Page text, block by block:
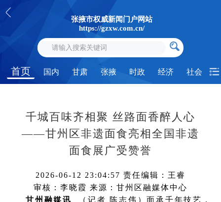
张掖市权威新闻门户网站
https://gzxw.com.cn/
首页 国内 甘肃 张掖 时政 经济 社会
千城百味齐相聚 丝路面香醉人心
——甘州区非遗面食亮相全国非遗
面食展广受赞誉
2026-06-12 23:04:57 责任编辑：王睿
审核：李晓霞 来源：甘州区融媒体中心
甘州融媒讯
（记者 陈志伟）面承千年技艺，